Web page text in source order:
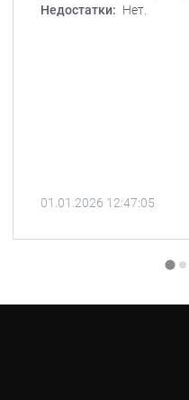
Недостатки: Нет.
01.01.2026 12:47:05